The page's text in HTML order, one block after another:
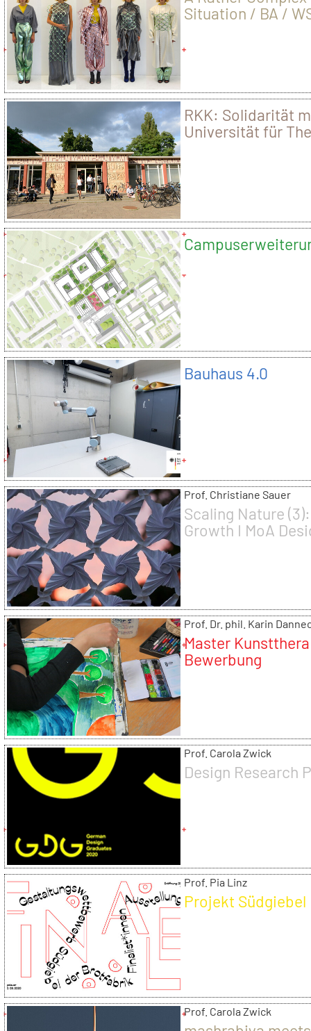
Situation / BA /
RKK: Solidarität
Universität für
Bauhaus 4.0
Prof. Christiane Sauer
Scaling Nature (3):
Growth I MoA
Prof. Dr. phil. Karin
Master
Bewerbung
Prof. Carola Zwick
Design Research
Prof. Pia Linz
Projekt Südgiebel
Prof. Carola Zwick